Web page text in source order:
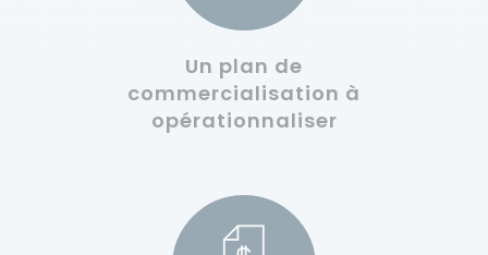
Un plan de
commercialisation à
opérationnaliser